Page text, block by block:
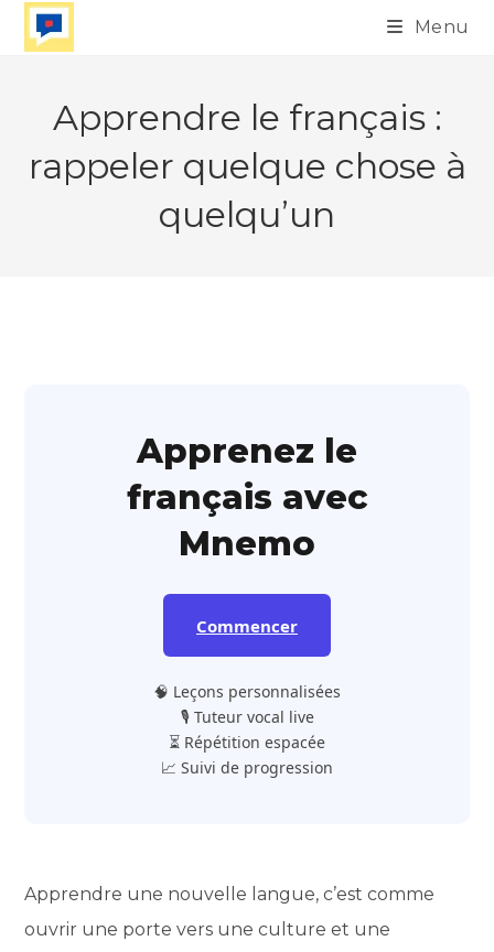
Skip
Menu
Apprendre le français :
rappeler quelque chose à
quelqu’un
Apprenez le
français avec
Mnemo
Commencer
🧠 Leçons personnalisées
🎙️ Tuteur vocal live
⏳ Répétition espacée
📈 Suivi de progression
Apprendre une nouvelle langue, c’est comme
ouvrir une porte vers une culture et une